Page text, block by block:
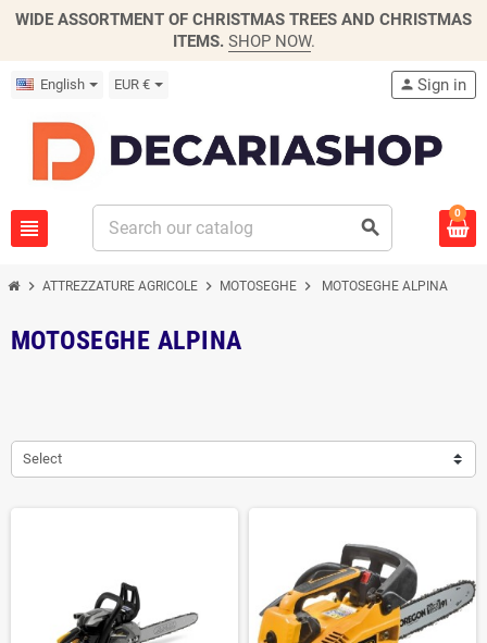
WIDE ASSORTMENT OF CHRISTMAS TREES AND CHRISTMAS
ITEMS. SHOP NOW.
English EUR €
view_headline search
person Sign in
0
chevron_right ATTREZZATURE AGRICOLE chevron_right MOTOSEGHE chevron_right MOTOSEGHE ALPINA
MOTOSEGHE ALPINA
Select